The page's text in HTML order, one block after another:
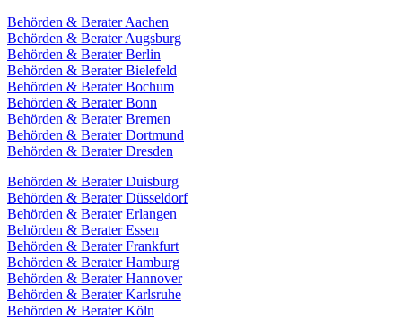
Behörden & Berater Aachen
Behörden & Berater Augsburg
Behörden & Berater Berlin
Behörden & Berater Bielefeld
Behörden & Berater Bochum
Behörden & Berater Bonn
Behörden & Berater Bremen
Behörden & Berater Dortmund
Behörden & Berater Dresden
Behörden & Berater Duisburg
Behörden & Berater Düsseldorf
Behörden & Berater Erlangen
Behörden & Berater Essen
Behörden & Berater Frankfurt
Behörden & Berater Hamburg
Behörden & Berater Hannover
Behörden & Berater Karlsruhe
Behörden & Berater Köln